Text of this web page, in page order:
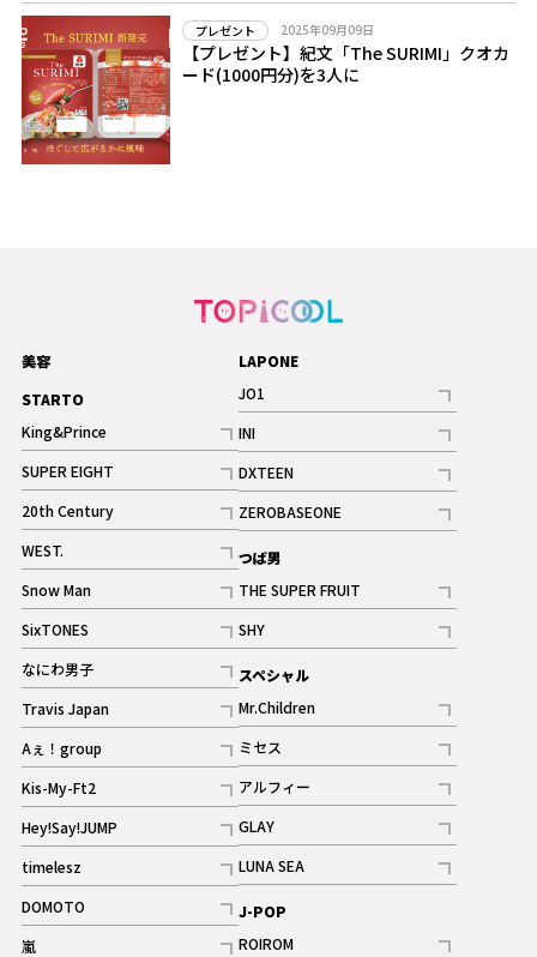
プレゼント 2025年09月09日
【プレゼント】紀文「The SURIMI」クオカ
ード(1000円分)を3人に
美容
STARTO
King&Prince
記事
SUPER EIGHT
記事
20th Century
記事
WEST.
記事
Snow Man
記事
ギャラリー
SixTONES
記事
ギャラリー
なにわ男子
記事
Travis Japan
記事
Aぇ！group
記事
Kis-My-Ft2
記事
ギャラリー
Hey!Say!JUMP
記事
timelesz
記事
DOMOTO
記事
嵐
LAPONE
JO1
記事
INI
記事
ギャラリー
DXTEEN
記事
ギャラリー
ZEROBASEONE
記事
つば男
THE SUPER FRUIT
記事
SHY
記事
スペシャル
Mr.Children
記事
ミセス
記事
アルフィー
記事
GLAY
記事
LUNA SEA
記事
J-POP
ROIROM